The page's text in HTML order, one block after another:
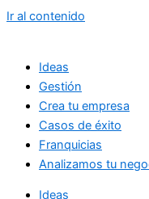
Ir al contenido
Ideas
Gestión
Crea tu empresa
Casos de éxito
Franquicias
Analizamos tu
Ideas